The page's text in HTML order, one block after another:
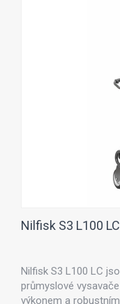
Nilfisk S3 L100 LC
Nilfisk S3 L100 LC
průmyslové
výkonem a